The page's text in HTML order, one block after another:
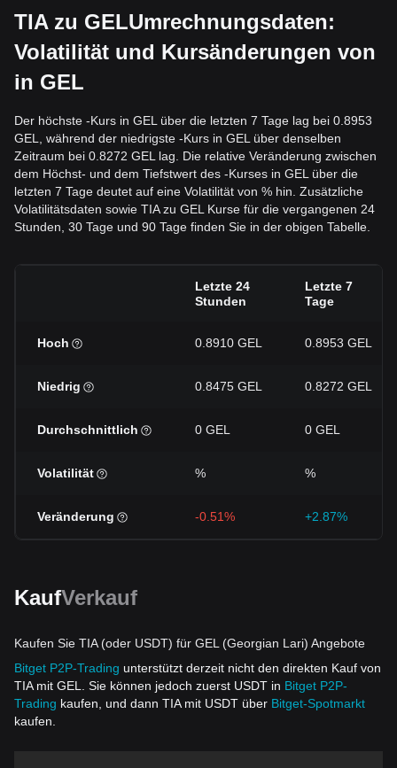
TIA zu GELUmrechnungsdaten:
Volatilität und Kursänderungen von
in GEL
Der höchste -Kurs in GEL über die letzten 7 Tage lag bei 0.8953
GEL, während der niedrigste -Kurs in GEL über denselben
Zeitraum bei 0.8272 GEL lag. Die relative Veränderung zwischen
dem Höchst- und dem Tiefstwert des -Kurses in GEL über die
letzten 7 Tage deutet auf eine Volatilität von % hin. Zusätzliche
Volatilitätsdaten sowie TIA zu GEL Kurse für die vergangenen 24
Stunden, 30 Tage und 90 Tage finden Sie in der obigen Tabelle.
Letzte 24
Stunden
Letzte 7
Tage
Hoch 0.8910 GEL 0.8953 GEL
Niedrig 0.8475 GEL 0.8272 GEL
Durchschnittlich 0 GEL 0 GEL
Volatilität % %
Veränderung -0.51% +2.87%
KaufVerkauf
Kaufen Sie TIA (oder USDT) für GEL (Georgian Lari) Angebote
Bitget P2P-Trading unterstützt derzeit nicht den direkten Kauf von
TIA mit GEL. Sie können jedoch zuerst USDT in Bitget P2P-
Trading kaufen, und dann TIA mit USDT über Bitget-Spotmarkt
kaufen.